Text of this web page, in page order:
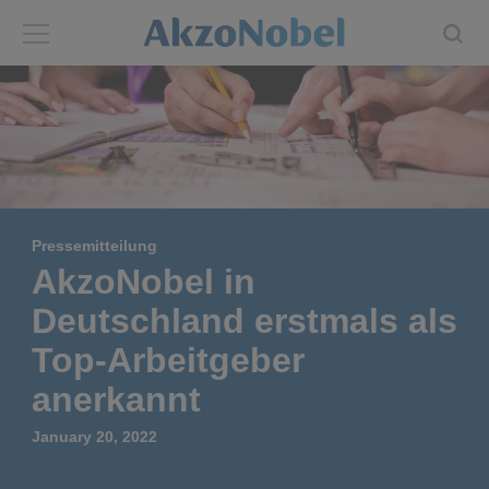
Back
ABOUT US
About us
Annual report
Brands
Our businesses
End-user segments
Back
INVESTORS
Investors
Shares and ADRs
Results center
Events and presentations
Consensus
Pressemitteilung
AkzoNobel in
Deutschland erstmals als
Top-Arbeitgeber
anerkannt
January 20, 2022